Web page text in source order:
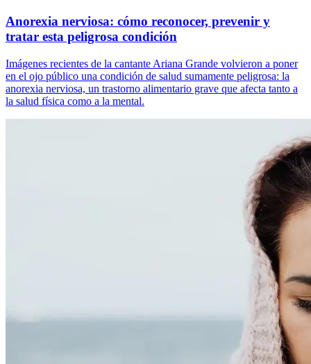
Anorexia nerviosa: cómo reconocer, prevenir y
tratar esta peligrosa condición
Imágenes recientes de la cantante Ariana Grande volvieron a poner
en el ojo público una condición de salud sumamente peligrosa: la
anorexia nerviosa, un trastorno alimentario grave que afecta tanto a
la salud física como a la mental.